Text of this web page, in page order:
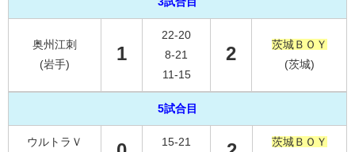
奥州江刺
(岩手)
1
22-20
8-21
11-15
2
茨城ＢＯＹ
(茨城)
5試合目
ウルトラＶ 15-21 茨城ＢＯＹ